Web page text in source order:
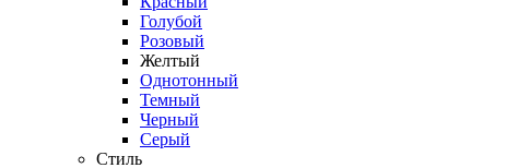
Голубой
Розовый
Желтый
Однотонный
Темный
Черный
Серый
Стиль